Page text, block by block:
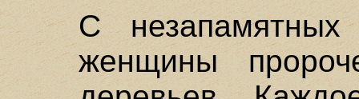
С
женщины